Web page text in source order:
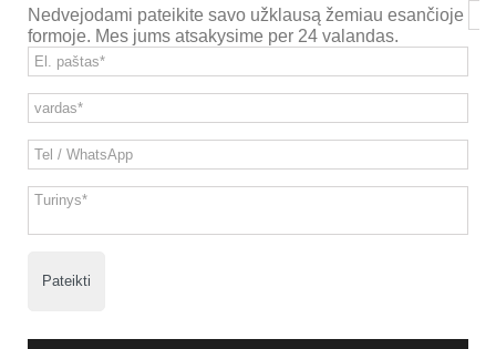
Nedvejodami pateikite savo užklausą žemiau esančioje
formoje. Mes jums atsakysime per 24 valandas.
Pateikti